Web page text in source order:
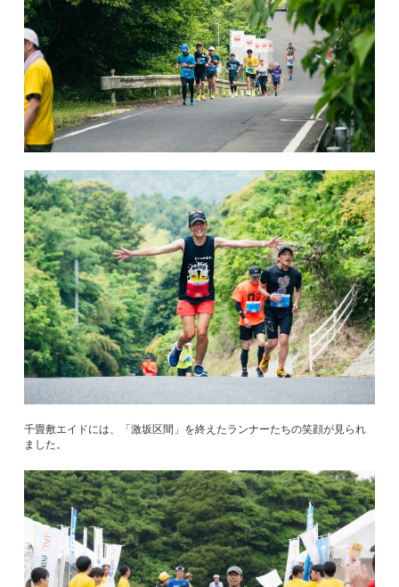
千畳敷エイドには、「激坂区間」を終えたランナーたちの笑顔が見られ
ました。